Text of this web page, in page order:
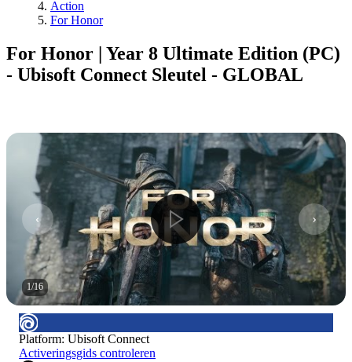
Action
For Honor
For Honor | Year 8 Ultimate Edition (PC)
- Ubisoft Connect Sleutel - GLOBAL
1/16
Platform: Ubisoft Connect
Activeringsgids controleren